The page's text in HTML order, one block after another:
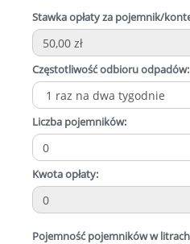
Stawka opłaty za pojemnik/
Częstotliwość odbioru odpadów:
Liczba pojemników:
Kwota opłaty:
Pojemność pojemników w